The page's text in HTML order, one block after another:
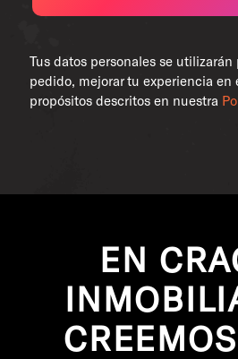
Tus datos personales se utilizarán
pedido, mejorar tu experiencia en
propósitos descritos en nuestra
EN